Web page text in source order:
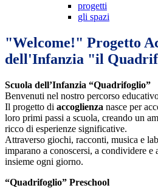
progetti
gli spazi
"Welcome!" Progetto
dell'Infanzia "il
Scuola dell’Infanzia “Quadrifoglio”
Benvenuti nel nostro percorso
Il progetto di accoglienza nasce per
loro primi passi a scuola, creando un
ricco di esperienze significative.
Attraverso giochi, racconti, musica e
imparano a conoscersi, a condividere e
insieme ogni giorno.
“Quadrifoglio” Preschool